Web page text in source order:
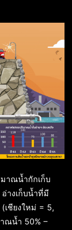
าณน้ำกักเก็บ
างเก็บน้ำที่มี
เชียงใหม่ = 5,
ณน้ำ 50% –